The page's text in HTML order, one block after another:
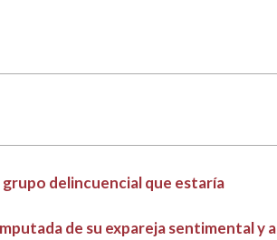
delincuencial que estaría
de su expareja sentimental y a